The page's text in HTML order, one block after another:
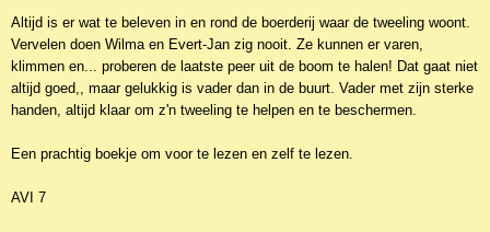
Altijd is er wat te beleven in en rond de boerderij waar de tweeling woont.
Vervelen doen Wilma en Evert-Jan zig nooit. Ze kunnen er varen,
klimmen en... proberen de laatste peer uit de boom te halen! Dat gaat niet
altijd goed,, maar gelukkig is vader dan in de buurt. Vader met zijn sterke
handen, altijd klaar om z'n tweeling te helpen en te beschermen.
Een prachtig boekje om voor te lezen en zelf te lezen.
AVI 7